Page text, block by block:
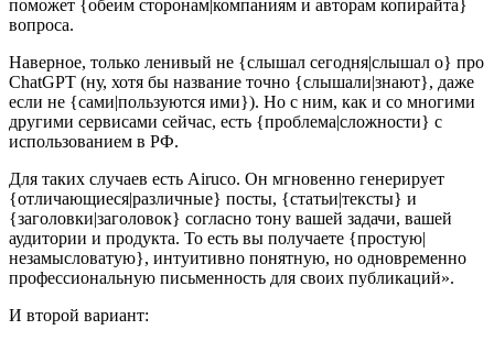
поможет {обеим сторонам|компаниям и авторам копирайта}
вопроса.
Наверное, только ленивый не {слышал сегодня|слышал о} про
ChatGPT (ну, хотя бы название точно {слышали|знают}, даже
если не {сами|пользуются ими}). Но с ним, как и со многими
другими сервисами сейчас, есть {проблема|сложности} с
использованием в РФ.
Для таких случаев есть Airuco. Он мгновенно генерирует
{отличающиеся|различные} посты, {статьи|тексты} и
{заголовки|заголовок} согласно тону вашей задачи, вашей
аудитории и продукта. То есть вы получаете {простую|
незамысловатую}, интуитивно понятную, но одновременно
профессиональную письменность для своих публикаций».
И второй вариант: